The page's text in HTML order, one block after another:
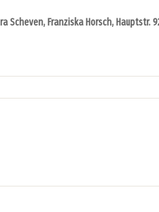
Scheven, Franziska Horsch, Hauptstr.